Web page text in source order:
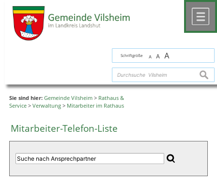
Schriftgröße A A A
Sie sind hier: Gemeinde Vilsheim > Rathaus &
Service > Verwaltung > Mitarbeiter im Rathaus
Mitarbeiter-Telefon-Liste